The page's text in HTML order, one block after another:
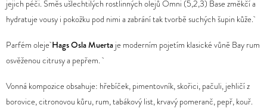
produktu
je
z
5
hvězdiček.
jejich péči. Směs ušlechtilých rostlinných olejů Omni (5,2,3) Base změkčí a
hydratuje vousy i pokožku pod nimi a zabrání tak tvorbě suchých šupin kůže.
Parfém olejeHags Osla Muerta je moderním pojetím klasické vůně Bay rum
osvěženou citrusy a pepřem.
Vonná kompozice obsahuje: hřebíček, pimentovník, skořici, pačuli, jehličí z
borovice, citronovou kůru, rum, tabákový list, krvavý pomeranč, pepř, kouř.
O
P
R
U
Č
U